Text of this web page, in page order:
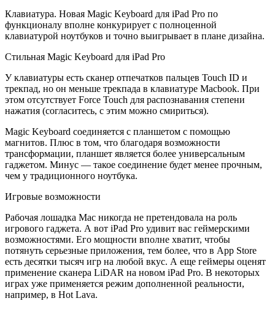
Клавиатура. Новая Magic Keyboard для iPad Pro по
функционалу вполне конкурирует с полноценной
клавиатурой ноутбуков и точно выигрывает в плане дизайна.
Стильная Magic Keyboard для iPad Pro
У клавиатуры есть сканер отпечатков пальцев Touch ID и
трекпад, но он меньше трекпада в клавиатуре Macbook. При
этом отсутствует Force Touch для распознавания степени
нажатия (согласитесь, с этим можно смириться).
Magic Keyboard соединяется с планшетом с помощью
магнитов. Плюс в том, что благодаря возможности
трансформации, планшет является более универсальным
гаджетом. Минус — такое соединение будет менее прочным,
чем у традиционного ноутбука.
Игровые возможности
Рабочая лошадка Mac никогда не претендовала на роль
игрового гаджета. А вот iPad Pro удивит вас геймерскими
возможностями. Его мощности вполне хватит, чтобы
потянуть серьезные приложения, тем более, что в App Store
есть десятки тысяч игр на любой вкус. А еще геймеры оценят
применение сканера LiDAR на новом iPad Pro. В некоторых
играх уже применяется режим дополненной реальности,
например, в Hot Lava.